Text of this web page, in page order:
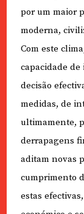
por um maior
moderna,
Com este
capacidade
decisão
medidas, de
ultimamente,
derrapagens
aditam novas
cumprimento
estas